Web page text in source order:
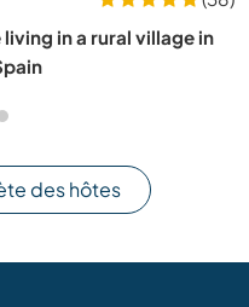
mon atelier à
des hôtes